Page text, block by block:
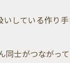
している作り
士がつながっ